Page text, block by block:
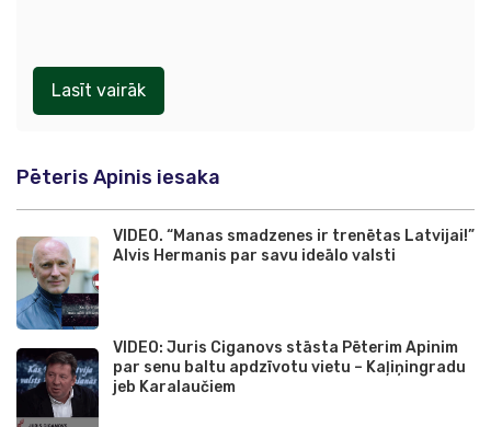
Lasīt vairāk
Pēteris Apinis iesaka
VIDEO. “Manas smadzenes ir trenētas Latvijai!”
Alvis Hermanis par savu ideālo valsti
VIDEO: Juris Ciganovs stāsta Pēterim Apinim
par senu baltu apdzīvotu vietu – Kaļiņingradu
jeb Karalaučiem